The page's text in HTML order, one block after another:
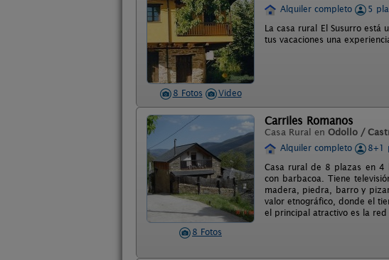
8 Fotos Video
Alquiler completo
5
La casa rural El Susurro
tus vacaciones una
8 Fotos
Carriles Romanos
Casa Rural en Odollo /
Alquiler completo
8+1
Casa rural de 8 plazas en 4
con barbacoa. Tiene
madera, piedra, barro y
valor etnográfico, donde el
el principal atractivo es la